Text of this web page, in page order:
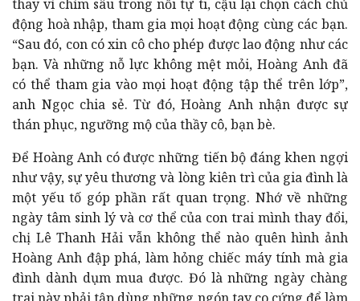
thay vì chìm sâu trong nỗi tự ti, cậu lại chọn cách chủ
động hoà nhập, tham gia mọi hoạt động cùng các bạn.
“Sau đó, con có xin cô cho phép được lao động như các
bạn. Và những nỗ lực không mệt mỏi, Hoàng Anh đã
có thể tham gia vào mọi hoạt động tập thể trên lớp”,
anh Ngọc chia sẻ. Từ đó, Hoàng Anh nhận được sự
thán phục, ngưỡng mộ của thầy cô, bạn bè.
Để Hoàng Anh có được những tiến bộ đáng khen ngợi
như vậy, sự yêu thương và lòng kiên trì của gia đình là
một yếu tố góp phần rất quan trọng. Nhớ về những
ngày tâm sinh lý và cơ thể của con trai mình thay đổi,
chị Lê Thanh Hải vẫn không thể nào quên hình ảnh
Hoàng Anh đập phá, làm hỏng chiếc máy tính mà gia
đình dành dụm mua được. Đó là những ngày chàng